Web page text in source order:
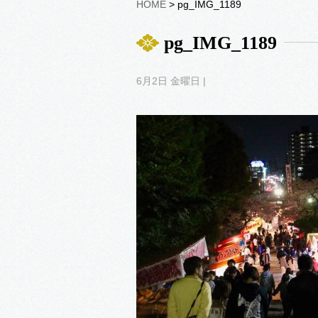
HOME> pg_IMG_1189
pg_IMG_1189
6月2日 金曜日 |